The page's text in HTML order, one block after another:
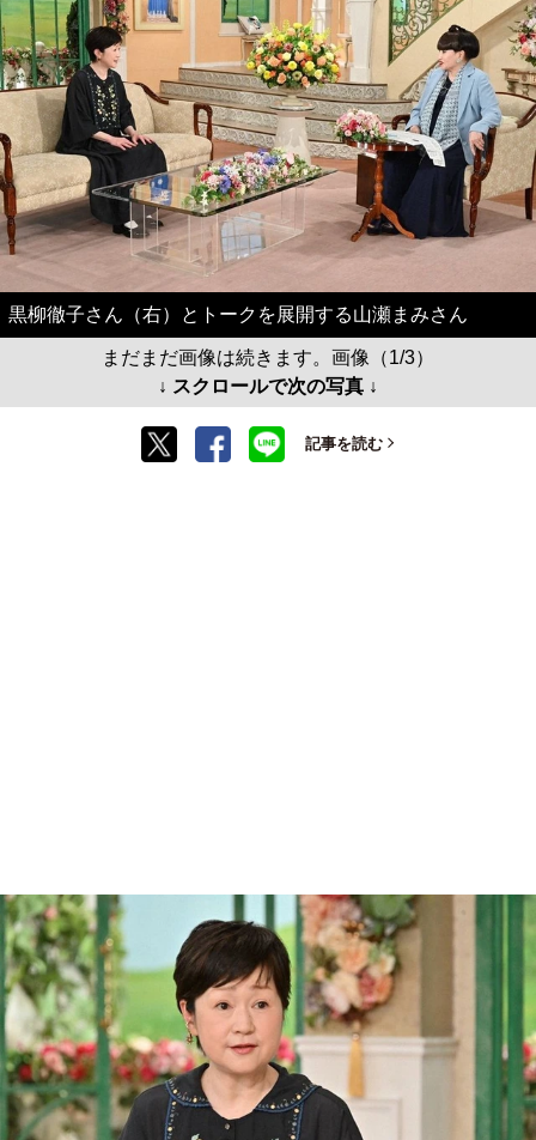
黒柳徹子さん（右）とトークを展開する山瀬まみさん
まだまだ画像は続きます。画像（1/3）
↓ スクロールで次の写真 ↓
記事を読む